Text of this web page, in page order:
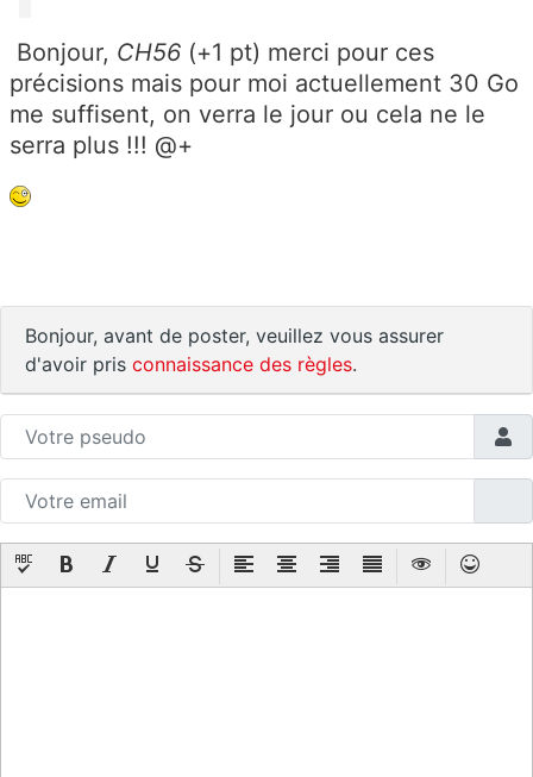
Bonjour, CH56 (+1 pt) merci pour ces
précisions mais pour moi actuellement 30 Go
me suffisent, on verra le jour ou cela ne le
serra plus !!! @+
Bonjour, avant de poster, veuillez vous assurer
d'avoir pris connaissance des règles.